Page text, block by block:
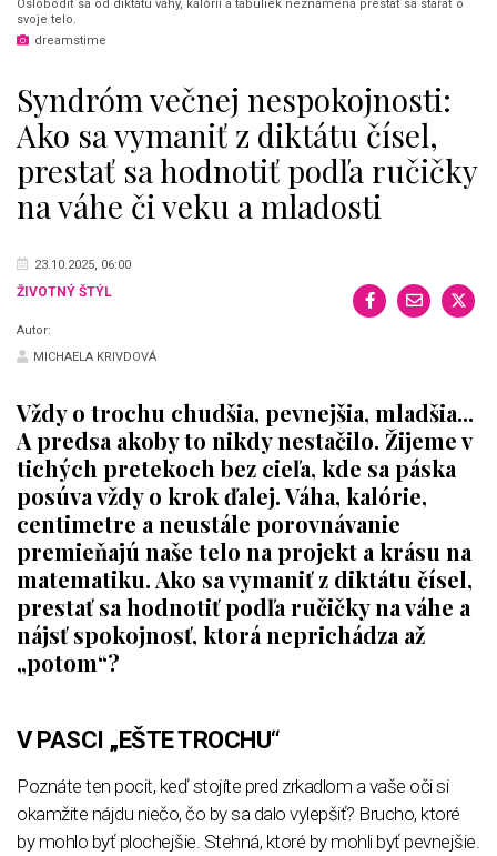
Oslobodiť sa od diktátu váhy, kalórií a tabuliek neznamená prestať sa starať o
svoje telo.
dreamstime
Syndróm večnej nespokojnosti:
Ako sa vymaniť z diktátu čísel,
prestať sa hodnotiť podľa ručičky
na váhe či veku a mladosti
23.10.2025, 06:00
ŽIVOTNÝ ŠTÝL
Autor:
MICHAELA KRIVDOVÁ
Vždy o trochu chudšia, pevnejšia, mladšia...
A predsa akoby to nikdy nestačilo. Žijeme v
tichých pretekoch bez cieľa, kde sa páska
posúva vždy o krok ďalej. Váha, kalórie,
centimetre a neustále porovnávanie
premieňajú naše telo na projekt a krásu na
matematiku. Ako sa vymaniť z diktátu čísel,
prestať sa hodnotiť podľa ručičky na váhe a
nájsť spokojnosť, ktorá neprichádza až
„potom“?
V PASCI „EŠTE TROCHU“
Poznáte ten pocit, keď stojíte pred zrkadlom a vaše oči si
okamžite nájdu niečo, čo by sa dalo vylepšiť? Brucho, ktoré
by mohlo byť plochejšie. Stehná, ktoré by mohli byť pevnejšie.